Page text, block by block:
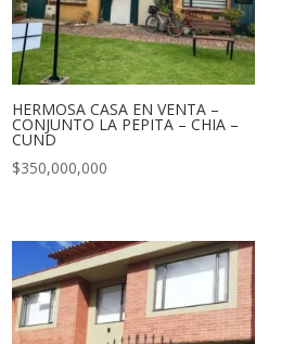
HERMOSA CASA EN VENTA –
CONJUNTO LA PEPITA – CHIA –
CUND
$350,000,000